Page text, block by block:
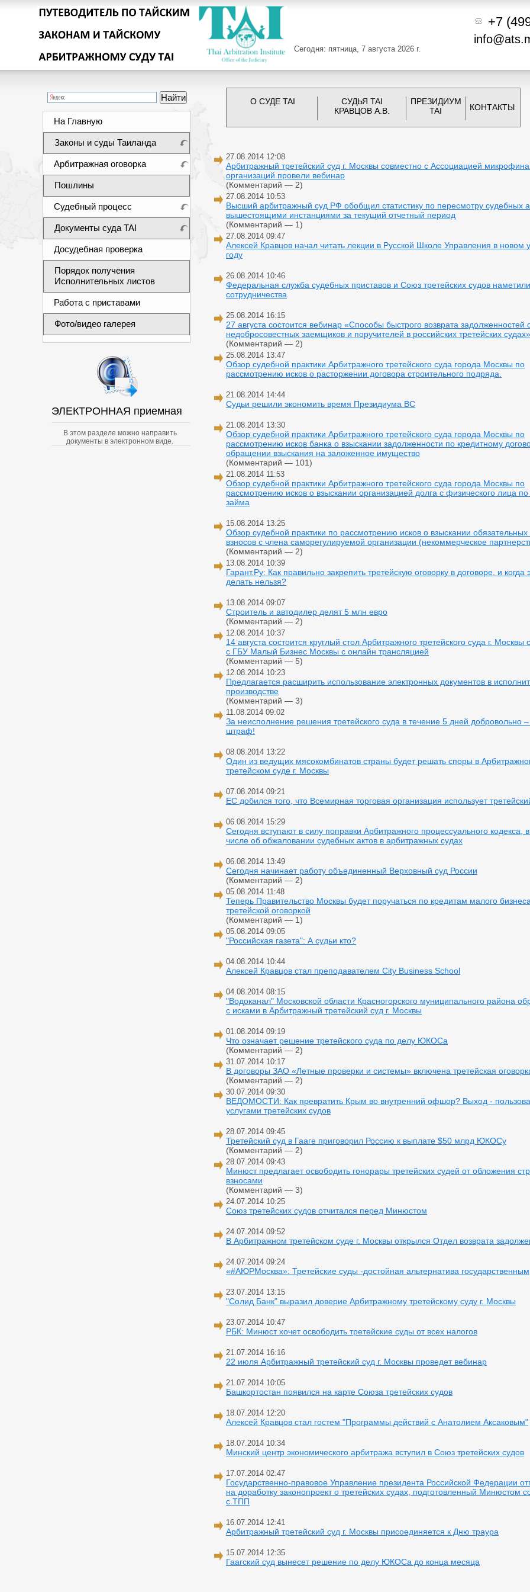
+7
Сегодня: пятница, 7 августа 2026 г.
На Главную
Законы и суды Таиланда
Арбитражная оговорка
Пошлины
Судебный процесс
Документы суда TAI
Досудебная проверка
Порядок получения
Исполнительных листов
Работа с приставами
Фото/видео галерея
ЭЛЕКТРОННАЯ приемная
В этом разделе можно направить
документы в электронном виде.
О СУДЕ TAI
СУДЬЯ TAI
КРАВЦОВ А.В.
ПРЕЗИДИУМ
TAI
КОНТАКТЫ
27.08.2014 12:08
Арбитражный третейский суд г. Москвы совместно с Ассоциацией
организаций провели вебинар
(Комментарий — 2)
27.08.2014 10:53
Высший арбитражный суд РФ обобщил статистику по пересмотру судебных
вышестоящими инстанциями за текущий отчетный период
(Комментарий — 1)
27.08.2014 09:47
Алексей Кравцов начал читать лекции в Русской Школе Управления в новом
году
26.08.2014 10:46
Федеральная служба судебных приставов и Союз третейских судов
сотрудничества
25.08.2014 16:15
27 августа состоится вебинар «Способы быстрого возврата задолженностей
недобросовестных заемщиков и поручителей в российских третейских судах»
(Комментарий — 2)
25.08.2014 13:47
Обзор судебной практики Арбитражного третейского суда города Москвы по
рассмотрению исков о расторжении договора строительного подряда.
21.08.2014 14:44
Судьи решили экономить время Президиума ВС
21.08.2014 13:30
Обзор судебной практики Арбитражного третейского суда города Москвы по
рассмотрению исков банка о взыскании задолженности по кредитному
обращении взыскания на заложенное имущество
(Комментарий — 101)
21.08.2014 11:53
Обзор судебной практики Арбитражного третейского суда города Москвы по
рассмотрению исков о взыскании организацией долга с физического лица по
займа
15.08.2014 13:25
Обзор судебной практики по рассмотрению исков о взыскании обязательных
взносов с члена саморегулируемой организации (некоммерческое
(Комментарий — 2)
13.08.2014 10:39
Гарант.Ру: Как правильно закрепить третейскую оговорку в договоре, и когда
делать нельзя?
13.08.2014 09:07
Строитель и автодилер делят 5 млн евро
(Комментарий — 2)
12.08.2014 10:37
14 августа состоится круглый стол Арбитражного третейского суда г. Москвы
с ГБУ Малый Бизнес Москвы с онлайн трансляцией
(Комментарий — 5)
12.08.2014 10:23
Предлагается расширить использование электронных документов в
производстве
(Комментарий — 3)
11.08.2014 09:02
За неисполнение решения третейского суда в течение 5 дней добровольно
штраф!
08.08.2014 13:22
Один из ведущих мясокомбинатов страны будет решать споры в
третейском суде г. Москвы
07.08.2014 09:21
ЕС добился того, что Всемирная торговая организация использует
06.08.2014 15:29
Сегодня вступают в силу поправки Арбитражного процессуального кодекса,
числе об обжаловании судебных актов в арбитражных судах
06.08.2014 13:49
Сегодня начинает работу объединенный Верховный суд России
(Комментарий — 2)
05.08.2014 11:48
Теперь Правительство Москвы будет поручаться по кредитам малого
третейской оговоркой
(Комментарий — 1)
05.08.2014 09:05
"Российская газета": А судьи кто?
04.08.2014 10:44
Алексей Кравцов стал преподавателем City Business School
04.08.2014 08:15
"Водоканал" Московской области Красногорского муниципального района
с исками в Арбитражный третейский суд г. Москвы
01.08.2014 09:19
Что означает решение третейского суда по делу ЮКОСа
(Комментарий — 2)
31.07.2014 10:17
В договоры ЗАО «Летные проверки и системы» включена третейская
(Комментарий — 2)
30.07.2014 09:30
ВЕДОМОСТИ: Как превратить Крым во внутренний офшор? Выход -
услугами третейских судов
28.07.2014 09:45
Третейский суд в Гааге приговорил Россию к выплате $50 млрд ЮКОСу
(Комментарий — 2)
28.07.2014 09:43
Минюст предлагает освободить гонорары третейских судей от обложения
взносами
(Комментарий — 3)
24.07.2014 10:25
Союз третейских судов отчитался перед Минюстом
24.07.2014 09:52
В Арбитражном третейском суде г. Москвы открылся Отдел возврата
24.07.2014 09:24
«#АЮРМосква»: Третейские суды -достойная альтернатива государственным
23.07.2014 13:15
"Солид Банк" выразил доверие Арбитражному третейскому суду г. Москвы
23.07.2014 10:47
РБК: Минюст хочет освободить третейские суды от всех налогов
21.07.2014 16:16
22 июля Арбитражный третейский суд г. Москвы проведет вебинар
21.07.2014 10:05
Башкортостан появился на карте Союза третейских судов
18.07.2014 12:20
Алексей Кравцов стал гостем "Программы действий с Анатолием Аксаковым"
18.07.2014 10:34
Минский центр экономического арбитража вступил в Союз третейских судов
17.07.2014 02:47
Государственно-правовое Управление президента Российской Федерации
на доработку законопроект о третейских судах, подготовленный Минюстом
с ТПП
16.07.2014 12:41
Арбитражный третейский суд г. Москвы присоединяется к Дню траура
15.07.2014 12:35
Гаагский суд вынесет решение по делу ЮКОСа до конца месяца